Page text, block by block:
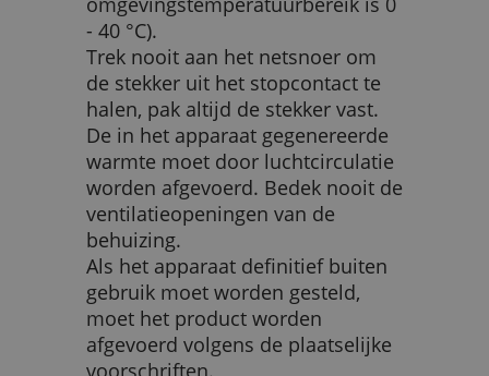
- 40 °C).
Trek nooit aan het netsnoer om
de stekker uit het stopcontact te
halen, pak altijd de stekker vast.
De in het apparaat gegenereerde
warmte moet door luchtcirculatie
worden afgevoerd. Bedek nooit de
ventilatieopeningen van de
behuizing.
Als het apparaat definitief buiten
gebruik moet worden gesteld,
moet het product worden
afgevoerd volgens de plaatselijke